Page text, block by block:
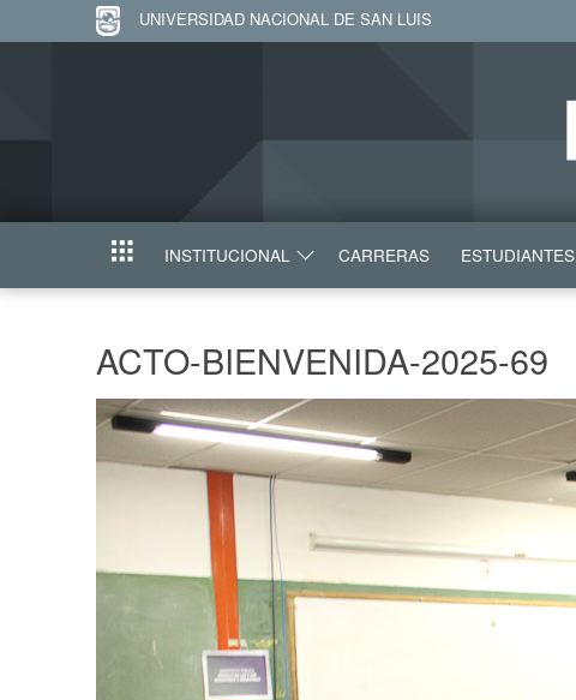
UNIVERSIDAD NACIONAL DE SAN LUIS
INICIO INSTITUCIONAL CARRERAS ESTUDIANTES
ACTO-BIENVENIDA-2025-69